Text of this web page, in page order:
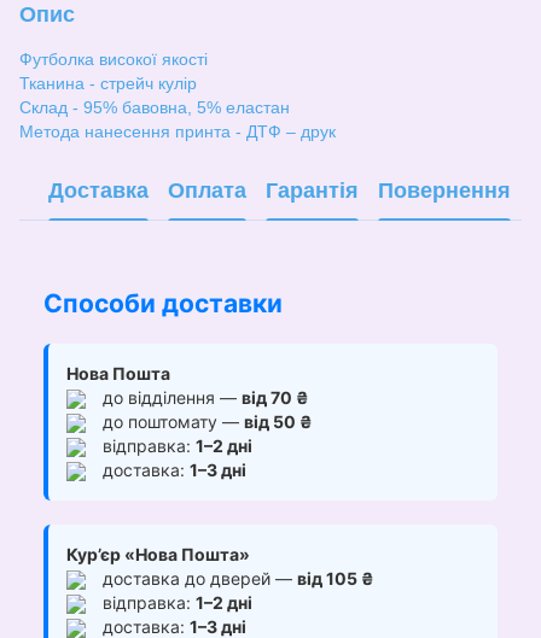
Опис
Футболка високої якості
Тканина - стрейч кулір
Склад - 95% бавовна, 5% еластан
Метода нанесення принта - ДТФ – друк
Доставка Оплата Гарантія Повернення
Способи доставки
Нова Пошта
до відділення — від 70 ₴
до поштомату — від 50 ₴
відправка: 1–2 дні
доставка: 1–3 дні
Кур’єр «Нова Пошта»
доставка до дверей — від 105 ₴
відправка: 1–2 дні
доставка: 1–3 дні